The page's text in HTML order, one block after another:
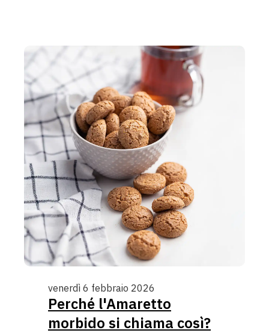
venerdì 6 febbraio 2026
Perché l'Amaretto
morbido si chiama così?